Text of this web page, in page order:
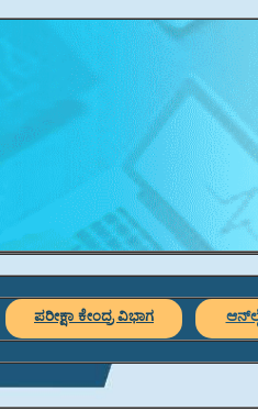
ಪರೀಕ್ಷಾ ಕೇಂದ್ರ ವಿಭಾಗ